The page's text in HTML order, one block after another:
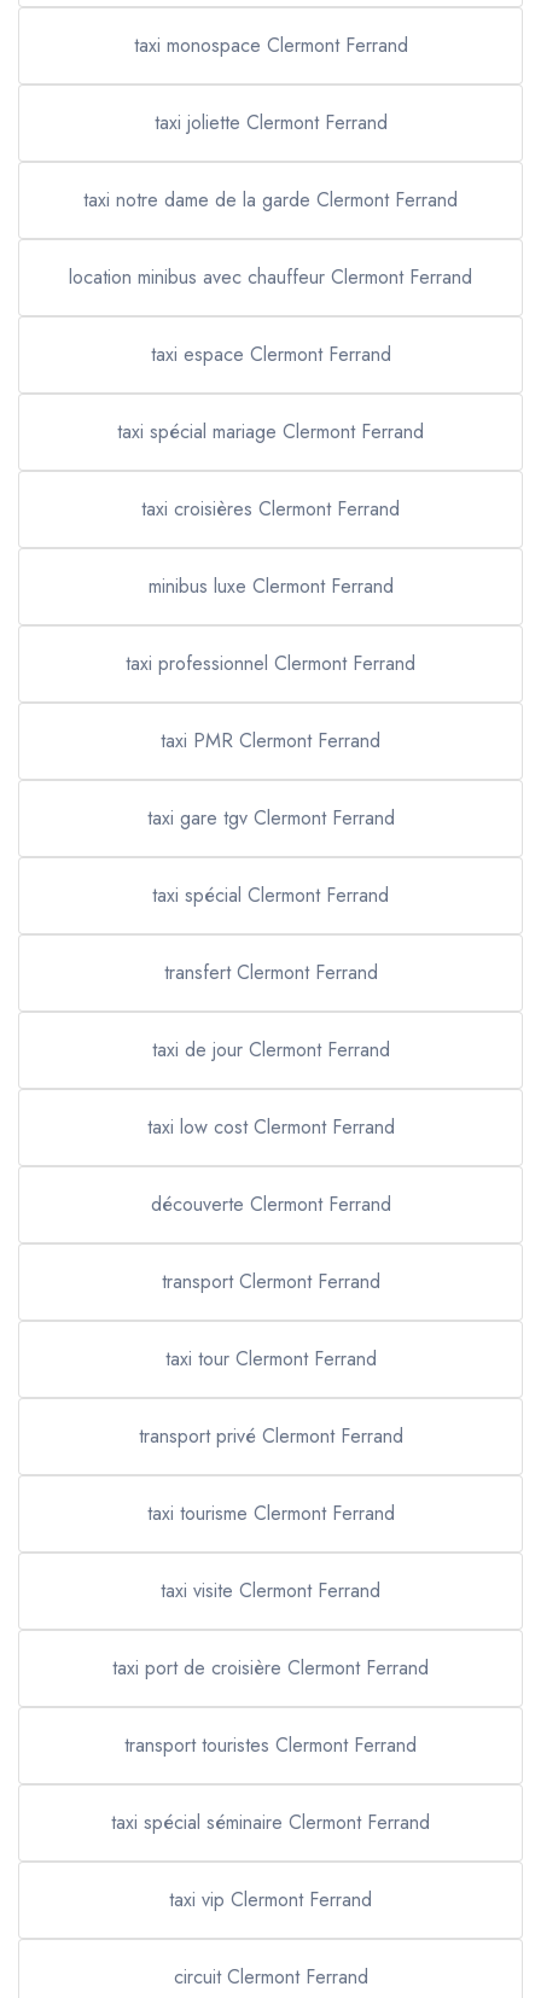
taxi monospace Clermont Ferrand
taxi joliette Clermont Ferrand
taxi notre dame de la garde Clermont Ferrand
location minibus avec chauffeur Clermont Ferrand
taxi espace Clermont Ferrand
taxi spécial mariage Clermont Ferrand
taxi croisières Clermont Ferrand
minibus luxe Clermont Ferrand
taxi professionnel Clermont Ferrand
taxi PMR Clermont Ferrand
taxi gare tgv Clermont Ferrand
taxi spécial Clermont Ferrand
transfert Clermont Ferrand
taxi de jour Clermont Ferrand
taxi low cost Clermont Ferrand
découverte Clermont Ferrand
transport Clermont Ferrand
taxi tour Clermont Ferrand
transport privé Clermont Ferrand
taxi tourisme Clermont Ferrand
taxi visite Clermont Ferrand
taxi port de croisière Clermont Ferrand
transport touristes Clermont Ferrand
taxi spécial séminaire Clermont Ferrand
taxi vip Clermont Ferrand
circuit Clermont Ferrand